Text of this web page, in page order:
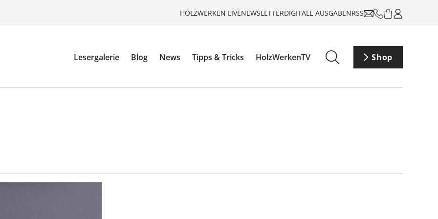
HOLZWERKEN LIVENEWSLETTERDIGITALE AUSGABENRSS
Lesergalerie Blog News Tipps & Tricks HolzWerkenTV Shop